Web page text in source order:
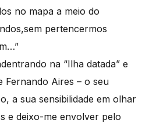
no mapa a meio do
pertencermos
na “Ilha datada” e
Fernando Aires – o seu
a sua sensibilidade em olhar
e deixo-me envolver pelo